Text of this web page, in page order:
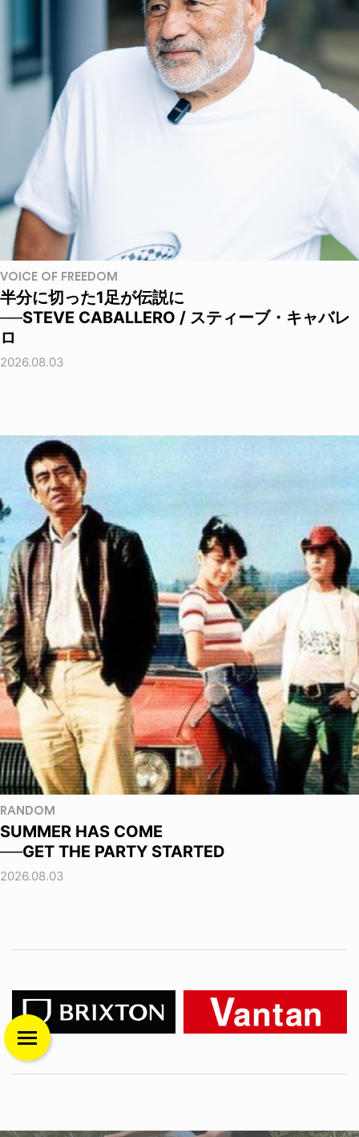
VOICE OF FREEDOM
半分に切った1足が伝説に
──STEVE CABALLERO / スティーブ・キャバレ
ロ
2026.08.03
RANDOM
SUMMER HAS COME
──GET THE PARTY STARTED
2026.08.03